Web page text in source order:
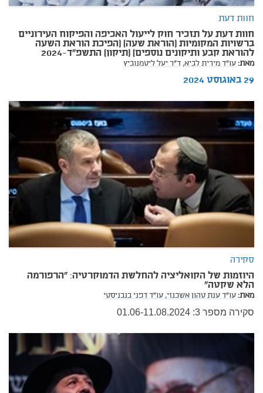
חוות דעת
חוות דעת על תזכיר חוק לייעול האכיפה והפיקוח העירוניים
ברשויות המקומיות (הוראת שעה) (הפיכת הוראת השעה
להוראת קבע ותיקונים נוספים) (תיקון) התשפ"ד-2024
מאת:עו"ד מירית לביא, ד"ר יעל ליטמנוביץ
29 באוגוסט 2024
סקירה
היוזמות של הקואליציה להחלשת הדמוקרטיה: ״הרפורמה
הלא שקטה״
מאת:עו"ד ענת טהון אשכנזי, עו"ד דפני בנבניסטי
סקירה מספר 3: 01.06-11.08.2024